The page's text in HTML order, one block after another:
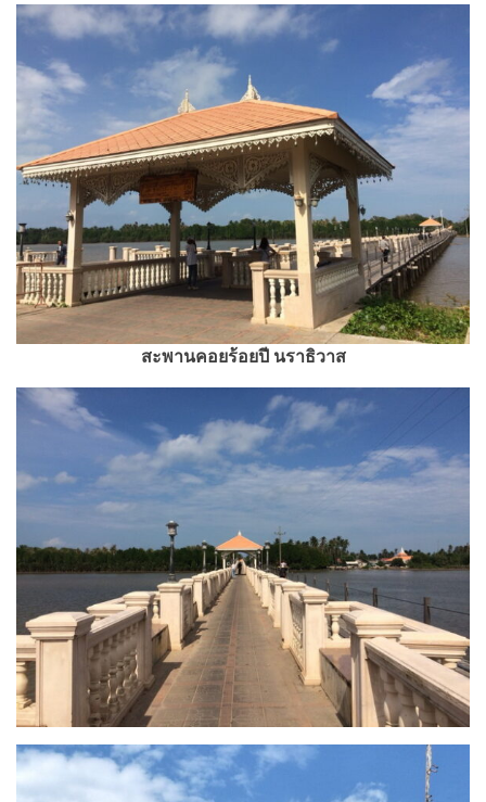
สะพานคอยร้อยปี นราธิวาส